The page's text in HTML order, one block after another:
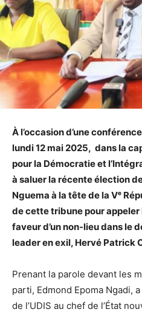
À l’occasion d’une
lundi 12 mai 2025, dans la
pour la Démocratie et
à saluer la récente élection
Nguema à la tête de la Vᵉ
de cette tribune pour
faveur d’un non-lieu dans le
leader en exil, Hervé Patrick
Prenant la parole devant les
parti, Edmond Epoma Ngadi,
de l’UDIS au chef de l’État